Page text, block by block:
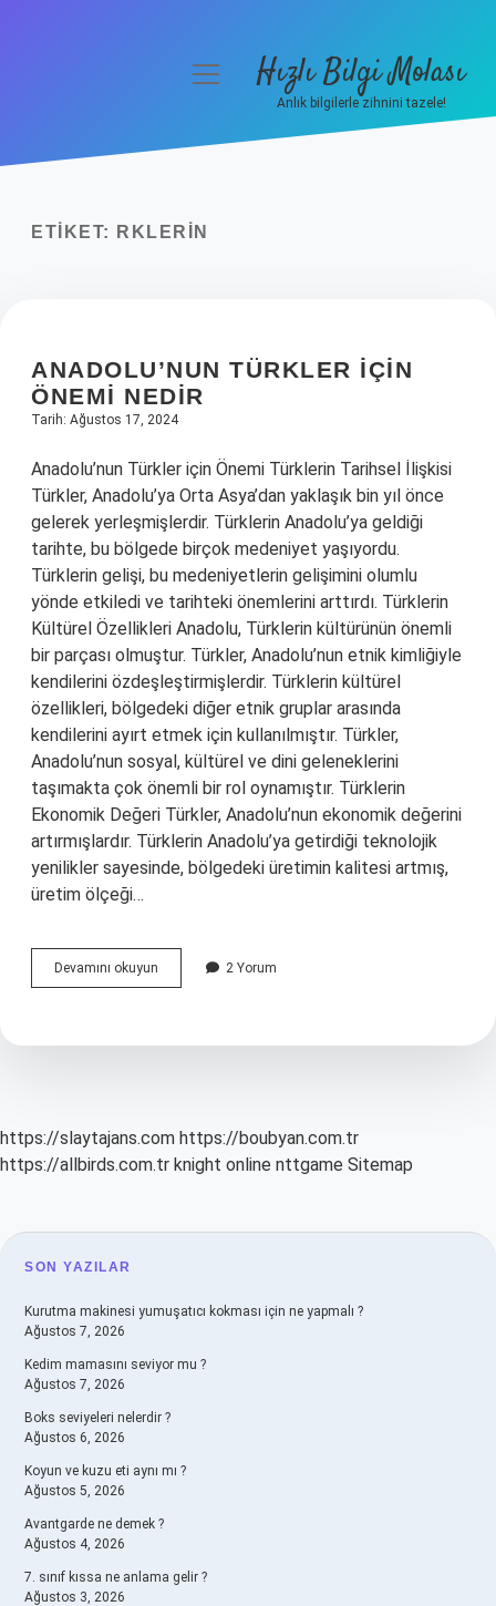
Yasal Uyarı
menüyüHızlı Bilgi Molası
Anlık bilgilerle zihnini tazele!
ETIKET: RKLERIN
ANADOLU’NUN TÜRKLER IÇIN
ÖNEMI NEDIR
Tarih: Ağustos 17, 2024
Anadolu’nun Türkler için Önemi Türklerin Tarihsel İlişkisi
Türkler, Anadolu’ya Orta Asya’dan yaklaşık bin yıl önce
gelerek yerleşmişlerdir. Türklerin Anadolu’ya geldiği
tarihte, bu bölgede birçok medeniyet yaşıyordu.
Türklerin gelişi, bu medeniyetlerin gelişimini olumlu
yönde etkiledi ve tarihteki önemlerini arttırdı. Türklerin
Kültürel Özellikleri Anadolu, Türklerin kültürünün önemli
bir parçası olmuştur. Türkler, Anadolu’nun etnik kimliğiyle
kendilerini özdeşleştirmişlerdir. Türklerin kültürel
özellikleri, bölgedeki diğer etnik gruplar arasında
kendilerini ayırt etmek için kullanılmıştır. Türkler,
Anadolu’nun sosyal, kültürel ve dini geleneklerini
taşımakta çok önemli bir rol oynamıştır. Türklerin
Ekonomik Değeri Türkler, Anadolu’nun ekonomik değerini
artırmışlardır. Türklerin Anadolu’ya getirdiği teknolojik
yenilikler sayesinde, bölgedeki üretimin kalitesi artmış,
üretim ölçeği…
Devamını okuyun Anadolu’nun
Türkler
nedir
2 Yorum
https://slaytajans.com https://boubyan.com.tr
https://allbirds.com.tr knight online nttgame Sitemap
SIDEBAR
SON YAZILAR
Kurutma makinesi yumuşatıcı kokması için ne yapmalı ?
Ağustos 7, 2026
Kedim mamasını seviyor mu ?
Ağustos 7, 2026
Boks seviyeleri nelerdir ?
Ağustos 6, 2026
Koyun ve kuzu eti aynı mı ?
Ağustos 5, 2026
Avantgarde ne demek ?
Ağustos 4, 2026
7. sınıf kıssa ne anlama gelir ?
Ağustos 3, 2026